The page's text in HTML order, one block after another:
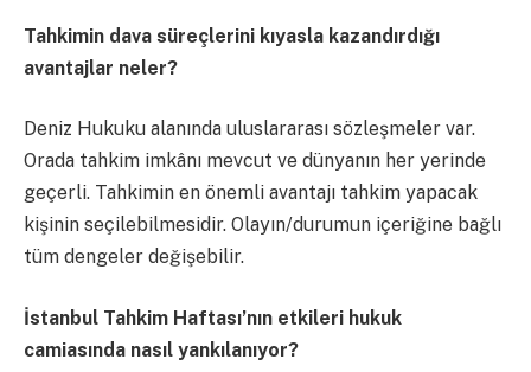
Tahkimin dava süreçlerini kıyasla kazandırdığı
avantajlar neler?
Deniz Hukuku alanında uluslararası sözleşmeler var.
Orada tahkim imkânı mevcut ve dünyanın her yerinde
geçerli. Tahkimin en önemli avantajı tahkim yapacak
kişinin seçilebilmesidir. Olayın/durumun içeriğine bağlı
tüm dengeler değişebilir.
İstanbul Tahkim Haftası’nın etkileri hukuk
camiasında nasıl yankılanıyor?